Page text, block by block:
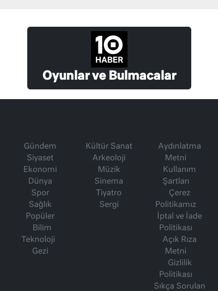
Oyunlar ve Bulmacalar
Gündem
Siyaset
Ekonomi
Dünya
Spor
Sağlık
Popüler
Bilim
Teknoloji
Gezi
Kültür Sanat
Arkeoloji
Müzik
Sinema
Tiyatro
Sergi
Aydınlatma
Metni
Kullanım
Şartları
Çerez
Politikamız
İptal ve İade
Politikası
Açık Rıza
Metni
Gizlilik
Politikası
Sıkça Sorulan